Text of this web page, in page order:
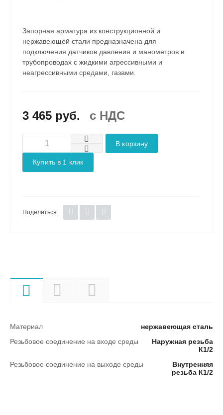
Запорная арматура из конструкционной и
нержавеющей стали предназначена для
подключения датчиков давления и манометров в
трубопроводах с жидкими агрессивными и
неагрессивными средами, газами.
3 465 руб. c НДС
В корзину
Купить в 1 клик
Поделиться:
Материал
нержавеющая сталь
Резьбовое соединение на входе среды
Наружная резьба
К1/2
Резьбовое соединение на выходе среды
Внутренняя
резьба К1/2